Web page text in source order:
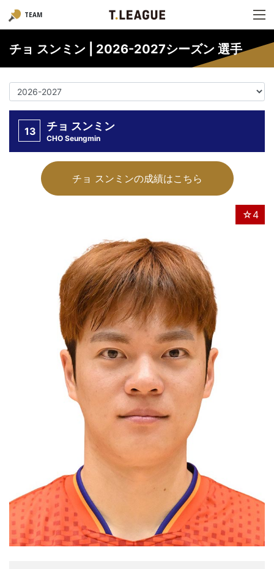
TEAM
チョ スンミン | 2026-2027シーズン 選手
13 チョ スンミン
CHO Seungmin
チョ スンミンの成績はこちら
☆4